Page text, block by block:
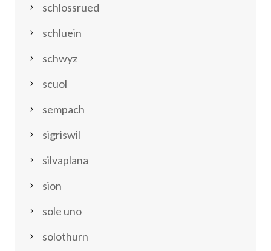
schlossrued
schluein
schwyz
scuol
sempach
sigriswil
silvaplana
sion
sole uno
solothurn